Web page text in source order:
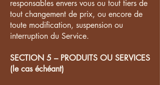
responsables envers vous ou tout tiers de
tout changement de prix, ou encore de
toute modification, suspension ou
interruption du Service.
SECTION 5 – PRODUITS OU SERVICES
(le cas échéant)